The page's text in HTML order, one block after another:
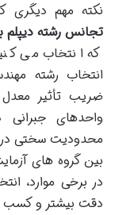
نکته مهم دیگری
تجانس رشته دیپلم
که انتخاب می
انتخاب رشته
ضریب تأثیر
واحدهای جبرانی
محدودیت سختی در
بین گروه های
در برخی موارد،
دقت بیشتر و کسب